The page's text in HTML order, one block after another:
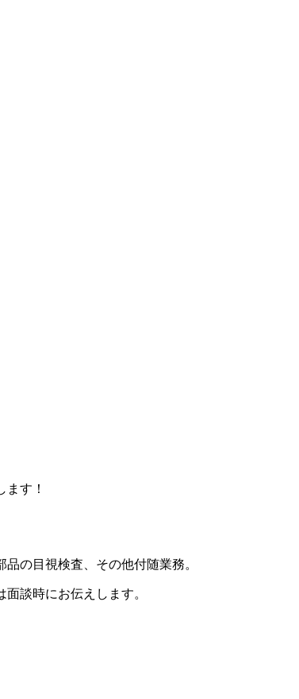
す！
の目視検査、その他付随業務。
談時にお伝えします。